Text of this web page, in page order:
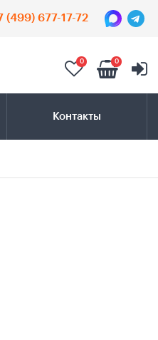
(499) 677-17-72
0 0
Контакты